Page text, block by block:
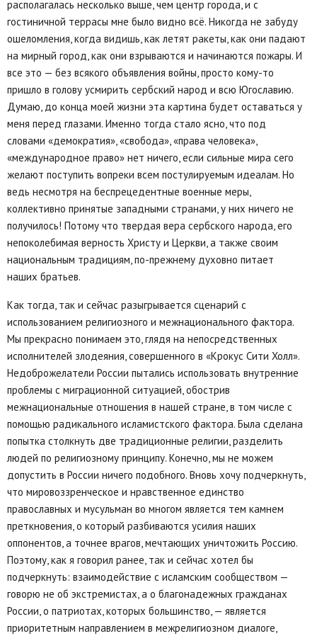
располагалась несколько выше, чем центр города, и с
гостиничной террасы мне было видно всё. Никогда не забуду
ошеломления, когда видишь, как летят ракеты, как они падают
на мирный город, как они взрываются и начинаются пожары. И
все это — без всякого объявления войны, просто кому-то
пришло в голову усмирить сербский народ и всю Югославию.
Думаю, до конца моей жизни эта картина будет оставаться у
меня перед глазами. Именно тогда стало ясно, что под
словами «демократия», «свобода», «права человека»,
«международное право» нет ничего, если сильные мира сего
желают поступить вопреки всем постулируемым идеалам. Но
ведь несмотря на беспрецедентные военные меры,
коллективно принятые западными странами, у них ничего не
получилось! Потому что твердая вера сербского народа, его
непоколебимая верность Христу и Церкви, а также своим
национальным традициям, по-прежнему духовно питает
наших братьев.
Как тогда, так и сейчас разыгрывается сценарий с
использованием религиозного и межнационального фактора.
Мы прекрасно понимаем это, глядя на непосредственных
исполнителей злодеяния, совершенного в «Крокус Сити Холл».
Недоброжелатели России пытались использовать внутренние
проблемы с миграционной ситуацией, обострив
межнациональные отношения в нашей стране, в том числе с
помощью радикального исламистского фактора. Была сделана
попытка столкнуть две традиционные религии, разделить
людей по религиозному принципу. Конечно, мы не можем
допустить в России ничего подобного. Вновь хочу подчеркнуть,
что мировоззренческое и нравственное единство
православных и мусульман во многом является тем камнем
преткновения, о который разбиваются усилия наших
оппонентов, а точнее врагов, мечтающих уничтожить Россию.
Поэтому, как я говорил ранее, так и сейчас хотел бы
подчеркнуть: взаимодействие с исламским сообществом —
говорю не об экстремистах, а о благонадежных гражданах
России, о патриотах, которых большинство, — является
приоритетным направлением в межрелигиозном диалоге,